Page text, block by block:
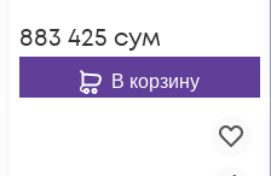
883 425 сум
В корзину